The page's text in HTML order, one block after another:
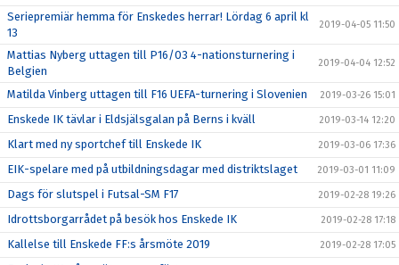
Seriepremiär hemma för Enskedes herrar! Lördag 6 april kl
13
2019-04-05 11:50
Mattias Nyberg uttagen till P16/03 4-nationsturnering i
Belgien
2019-04-04 12:52
Matilda Vinberg uttagen till F16 UEFA-turnering i Slovenien 2019-03-26 15:01
Enskede IK tävlar i Eldsjälsgalan på Berns i kväll 2019-03-14 12:20
Klart med ny sportchef till Enskede IK 2019-03-06 17:36
EIK-spelare med på utbildningsdagar med distriktslaget 2019-03-01 11:09
Dags för slutspel i Futsal-SM F17 2019-02-28 19:26
Idrottsborgarrådet på besök hos Enskede IK 2019-02-28 17:18
Kallelse till Enskede FF:s årsmöte 2019 2019-02-28 17:05